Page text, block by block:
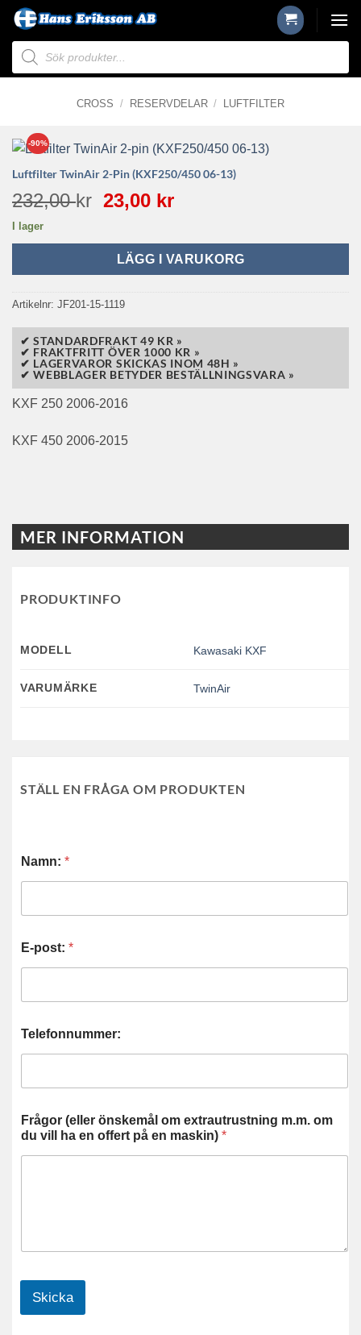
Skip
content
Produktsökning
CROSS / RESERVDELAR / LUFTFILTER
-90%
Luftfilter TwinAir 2-Pin (KXF250/450 06-13)
232,00kr Det
priset
var:
232,00 kr.
23,00 krDet
priset
är:
23,00 kr.
I lager
LÄGG I VARUKORG
Artikelnr: JF201-15-1119
✔ STANDARDFRAKT 49 KR »
✔ FRAKTFRITT ÖVER 1000 KR »
✔ LAGERVAROR SKICKAS INOM 48H »
✔ WEBBLAGER BETYDER BESTÄLLNINGSVARA »
KXF 250 2006-2016
KXF 450 2006-2015
MER INFORMATION
PRODUKTINFO
MODELL Kawasaki KXF
VARUMÄRKE TwinAir
STÄLL EN FRÅGA OM PRODUKTEN
Namn: *
E-post: *
Telefonnummer:
Frågor (eller önskemål om extrautrustning m.m. om
du vill ha en offert på en maskin) *
Skicka